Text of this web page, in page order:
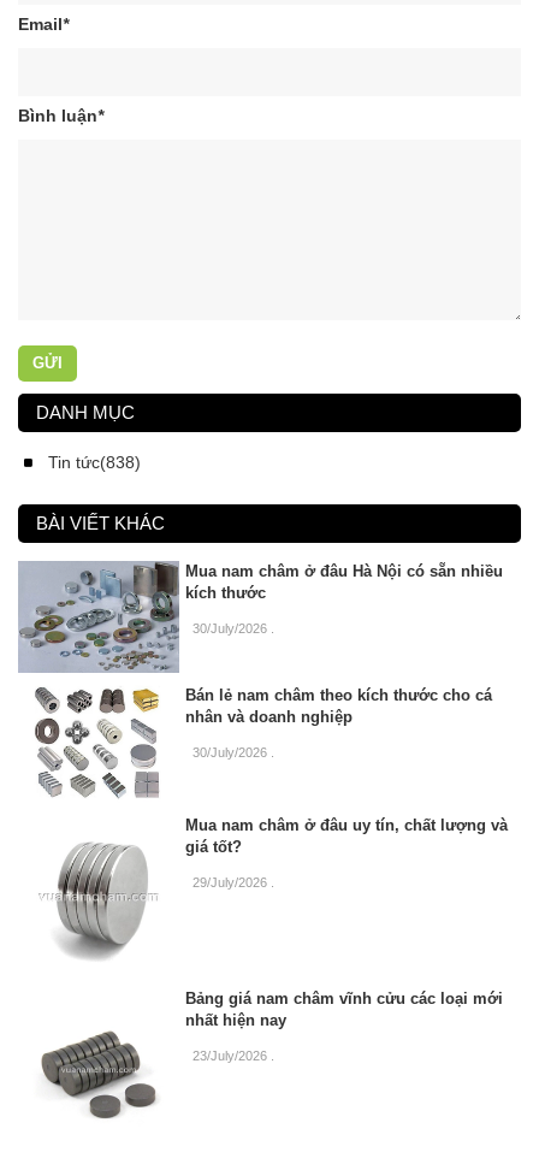
Email*
Bình luận*
GỬI
DANH MỤC
Tin tức(838)
BÀI VIẾT KHÁC
Mua nam châm ở đâu Hà Nội có sẵn nhiều
kích thước
30/July/2026
Bán lẻ nam châm theo kích thước cho cá
nhân và doanh nghiệp
30/July/2026 .
Mua nam châm ở đâu uy tín, chất lượng và
giá tốt?
29/July/2026
Bảng giá nam châm vĩnh cửu các loại mới
nhất hiện nay
23/July/2026